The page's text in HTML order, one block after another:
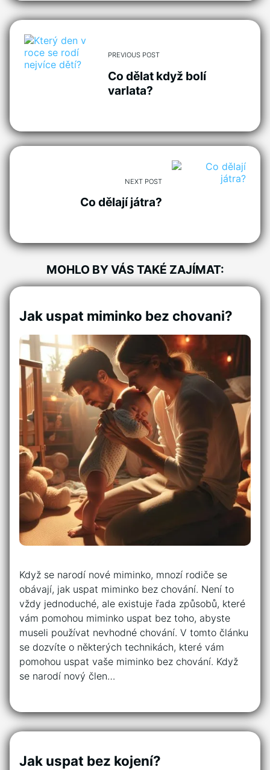
PREVIOUS POST
Co dělat když bolí
varlata?
NEXT POST
Co dělají játra?
MOHLO BY VÁS TAKÉ ZAJÍMAT:
Jak uspat miminko bez chovani?
Když se narodí nové miminko, mnozí rodiče se
obávají, jak uspat miminko bez chování. Není to
vždy jednoduché, ale existuje řada způsobů, které
vám pomohou miminko uspat bez toho, abyste
museli používat nevhodné chování. V tomto článku
se dozvíte o některých technikách, které vám
pomohou uspat vaše miminko bez chování. Když
se narodí nový člen…
Jak uspat bez kojení?